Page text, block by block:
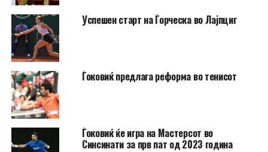
Успешен старт на Ѓорческа во Лајпциг
Ѓоковиќ предлага реформа во тенисот
Ѓоковиќ ќе игра на Мастерсот во
Синсинати за прв пат од 2023 година